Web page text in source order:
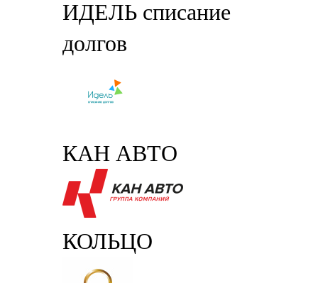
ИДЕЛЬ списание
долгов
КАН АВТО
КОЛЬЦО